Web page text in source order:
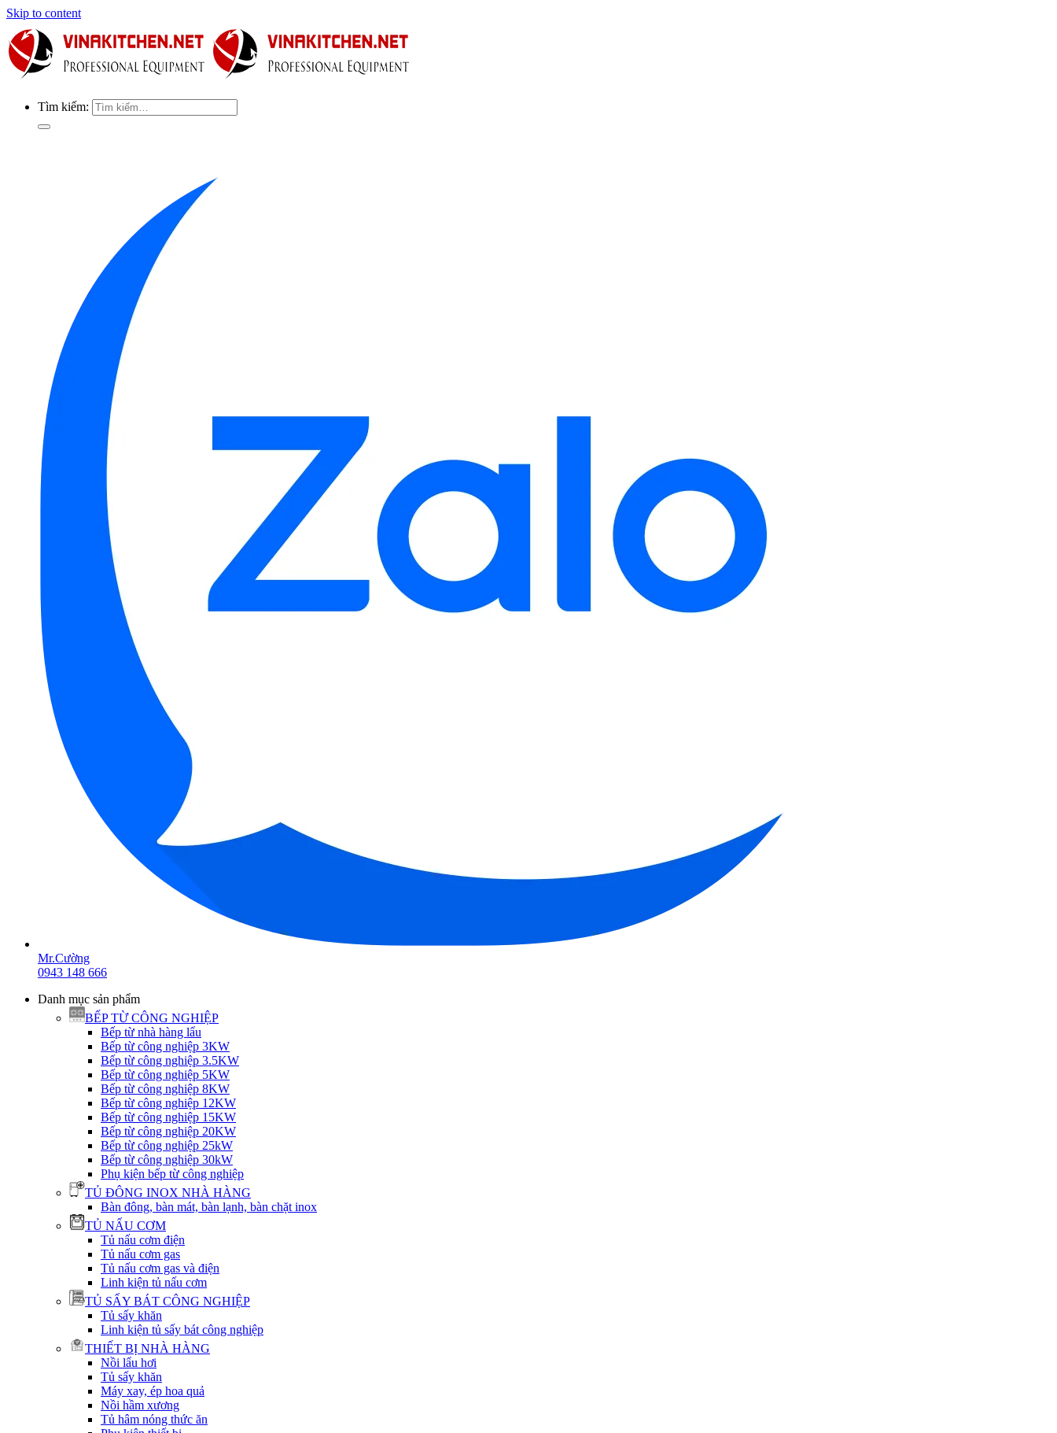
Skip to content
Tìm kiếm:
Mr.Cường
0943 148 666
Danh mục sản phẩm
BẾP TỪ CÔNG NGHIỆP
Bếp từ nhà hàng lẩu
Bếp từ công nghiệp 3KW
Bếp từ công nghiệp 3.5KW
Bếp từ công nghiệp 5KW
Bếp từ công nghiệp 8KW
Bếp từ công nghiệp 12KW
Bếp từ công nghiệp 15KW
Bếp từ công nghiệp 20KW
Bếp từ công nghiệp 25kW
Bếp từ công nghiệp 30kW
Phụ kiện bếp từ công nghiệp
TỦ ĐÔNG INOX NHÀ HÀNG
Bàn đông, bàn mát, bàn lạnh, bàn chặt inox
TỦ NẤU CƠM
Tủ nấu cơm điện
Tủ nấu cơm gas
Tủ nấu cơm gas và điện
Linh kiện tủ nấu cơm
TỦ SẤY BÁT CÔNG NGHIỆP
Tủ sấy khăn
Linh kiện tủ sấy bát công nghiệp
THIẾT BỊ NHÀ HÀNG
Nồi lẩu hơi
Tủ sấy khăn
Máy xay, ép hoa quả
Nồi hầm xương
Tủ hâm nóng thức ăn